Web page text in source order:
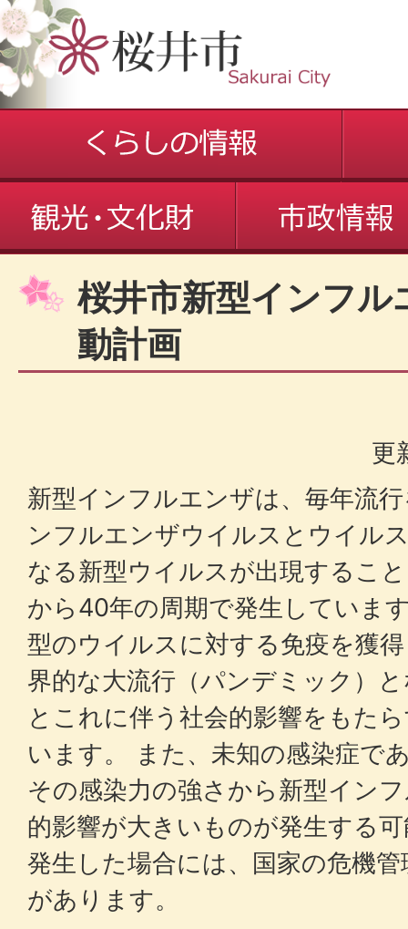
桜井市新型インフル
動計画
更
新型インフルエンザは、毎年流
ンフルエンザウイルスとウイル
なる新型ウイルスが出現するこ
から40年の周期で発生していま
型のウイルスに対する免疫を獲
界的な大流行（パンデミック）
とこれに伴う社会的影響をもた
います。 また、未知の感染症で
その感染力の強さから新型イン
的影響が大きいものが発生する
発生した場合には、国家の危機
があります。